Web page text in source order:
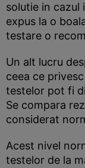
solutie in
expus la o
testare o
Un alt lucru
ceea ce
testelor pot fi
Se compara
considerat
Acest nivel
testelor de la